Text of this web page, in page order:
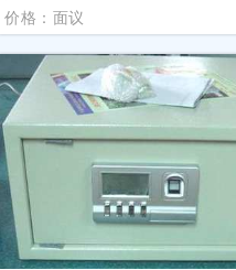
价格：面议